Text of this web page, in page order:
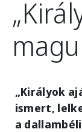
„Királyok
ismert,
a